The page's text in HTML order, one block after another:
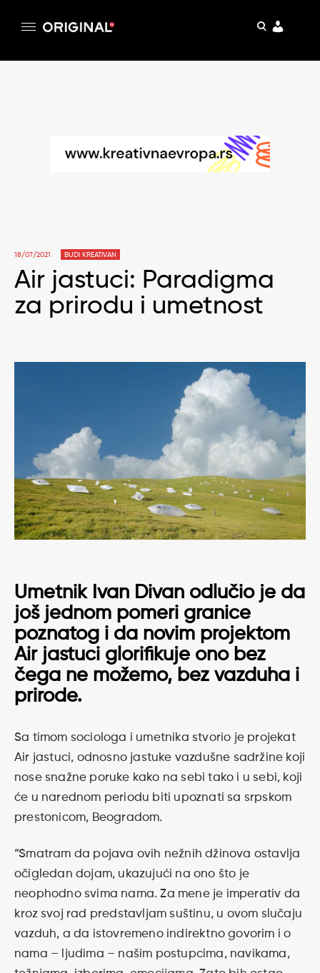
pretraga
18/07/2021 BUDI KREATIVAN
Air jastuci: Paradigma
za prirodu i umetnost
Umetnik Ivan Divan odlučio je da
još jednom pomeri granice
poznatog i da novim projektom
Air jastuci glorifikuje ono bez
čega ne možemo, bez vazduha i
prirode.
Sa timom sociologa i umetnika stvorio je projekat
Air jastuci, odnosno jastuke vazdušne sadržine koji
nose snažne poruke kako na sebi tako i u sebi, koji
će u narednom periodu biti upoznati sa srpskom
prestonicom, Beogradom.
“Smatram da pojava ovih nežnih džinova ostavlja
očigledan dojam, ukazujući na ono što je
neophodno svima nama. Za mene je imperativ da
kroz svoj rad predstavljam suštinu, u ovom slučaju
vazduh, a da istovremeno indirektno govorim i o
nama – ljudima – našim postupcima, navikama,